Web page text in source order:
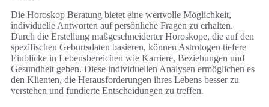
Die Horoskop Beratung bietet eine wertvolle Möglichkeit,
individuelle Antworten auf persönliche Fragen zu erhalten.
Durch die Erstellung maßgeschneiderter Horoskope, die auf den
spezifischen Geburtsdaten basieren, können Astrologen tiefere
Einblicke in Lebensbereichen wie Karriere, Beziehungen und
Gesundheit geben. Diese individuellen Analysen ermöglichen es
den Klienten, die Herausforderungen ihres Lebens besser zu
verstehen und fundierte Entscheidungen zu treffen.